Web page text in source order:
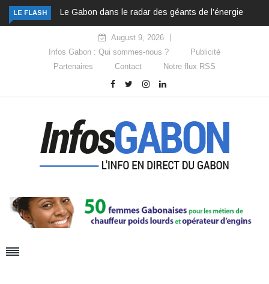
LE FLASH Le Gabon dans le radar des géants de l’énergie
August 9, 2026
Infos Gabon : Qui sommes-nous ?
Publicité
Partenaires
Contact Notre flux RSS